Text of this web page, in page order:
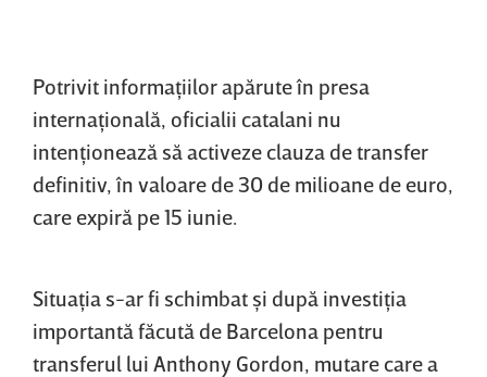
Potrivit informaţiilor apărute în presa
internaţională, oficialii catalani nu
intenţionează să activeze clauza de transfer
definitiv, în valoare de 30 de milioane de euro,
care expiră pe 15 iunie.
Situaţia s-ar fi schimbat şi după investiţia
importantă făcută de Barcelona pentru
transferul lui Anthony Gordon, mutare care a